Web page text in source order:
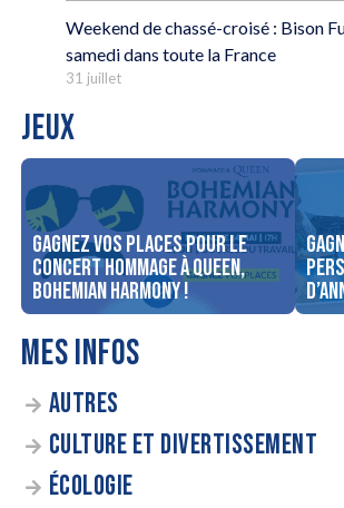
Weekend de chassé-croisé : Bison
samedi dans toute la France
31 juillet
JEUX
Gagnez vos places pour le
concert Hommage à Queen,
Bohemian Harmony !
MES INFOS
AUTRES
CULTURE ET DIVERTISSEMENT
ÉCOLOGIE